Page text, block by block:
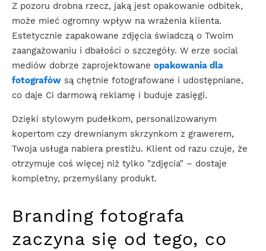
Z pozoru drobna rzecz, jaką jest opakowanie odbitek,
może mieć ogromny wpływ na wrażenia klienta.
Estetycznie zapakowane zdjęcia świadczą o Twoim
zaangażowaniu i dbałości o szczegóły. W erze social
mediów dobrze zaprojektowane opakowania dla
fotografów są chętnie fotografowane i udostępniane,
co daje Ci darmową reklamę i buduje zasięgi.
Dzięki stylowym pudełkom, personalizowanym
kopertom czy drewnianym skrzynkom z grawerem,
Twoja usługa nabiera prestiżu. Klient od razu czuje, że
otrzymuje coś więcej niż tylko "zdjęcia" – dostaje
kompletny, przemyślany produkt.
Branding fotografa
zaczyna się od tego, co